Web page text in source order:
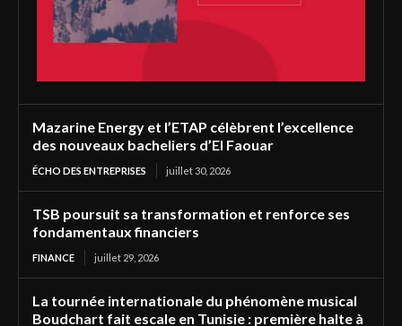
Mazarine Energy et l’ETAP célèbrent l’excellence
des nouveaux bacheliers d’El Faouar
ÉCHO DES ENTREPRISES juillet 30, 2026
TSB poursuit sa transformation et renforce ses
fondamentaux financiers
FINANCE juillet 29, 2026
La tournée internationale du phénomène musical
Boudchart fait escale en Tunisie : première halte à